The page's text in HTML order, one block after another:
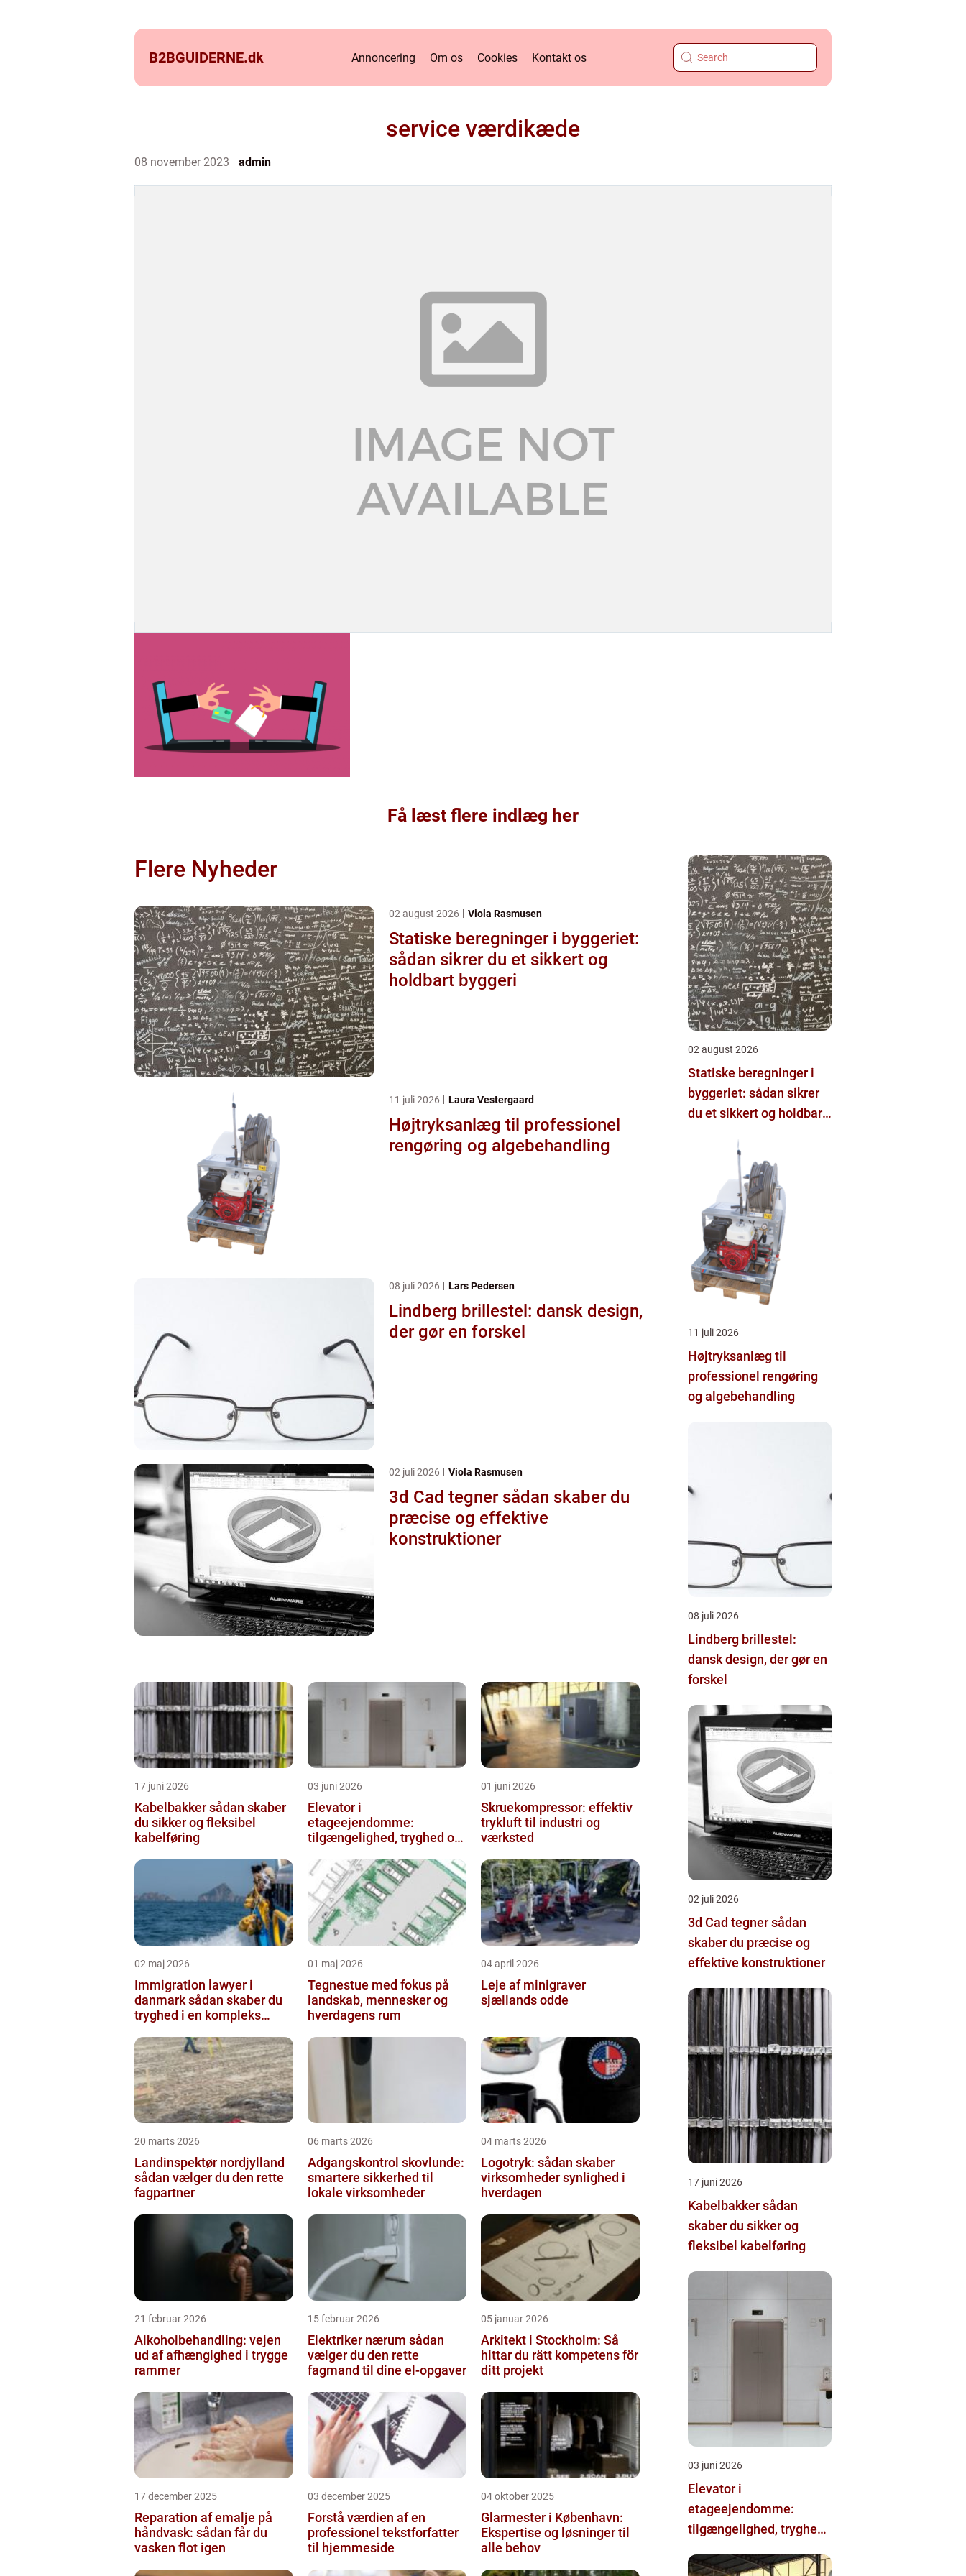
B2BGUIDERNE.dk Annoncering Om os Cookies Kontakt os
service værdikæde
08 november 2023 admin
Få læst flere indlæg her
Flere Nyheder
02 august 2026 Viola Rasmusen
Statiske beregninger i byggeriet:
sådan sikrer du et sikkert og
holdbart byggeri
11 juli 2026 Laura Vestergaard
Højtryksanlæg til professionel
rengøring og algebehandling
08 juli 2026 Lars Pedersen
Lindberg brillestel: dansk design,
der gør en forskel
02 juli 2026 Viola Rasmusen
3d Cad tegner sådan skaber du
præcise og effektive
konstruktioner
17 juni 2026
Kabelbakker sådan skaber
du sikker og fleksibel
kabelføring
03 juni 2026
Elevator i
etageejendomme:
tilgængelighed, tryghed og
01 juni 2026
Skruekompressor: effektiv
trykluft til industri og
værksted
02 maj 2026
Immigration lawyer i
danmark sådan skaber du
tryghed i en kompleks
01 maj 2026
Tegnestue med fokus på
landskab, mennesker og
hverdagens rum
04 april 2026
Leje af minigraver
sjællands odde
20 marts 2026
Landinspektør nordjylland
sådan vælger du den rette
fagpartner
06 marts 2026
Adgangskontrol skovlunde:
smartere sikkerhed til
lokale virksomheder
04 marts 2026
Logotryk: sådan skaber
virksomheder synlighed i
hverdagen
21 februar 2026
Alkoholbehandling: vejen
ud af afhængighed i trygge
rammer
15 februar 2026
Elektriker nærum sådan
vælger du den rette
fagmand til dine el-opgaver
05 januar 2026
Arkitekt i Stockholm: Så
hittar du rätt kompetens för
ditt projekt
17 december 2025
Reparation af emalje på
håndvask: sådan får du
vasken flot igen
03 december 2025
Forstå værdien af en
professionel tekstforfatter
til hjemmeside
04 oktober 2025
Glarmester i København:
Ekspertise og løsninger til
alle behov
02 august 2026
Statiske beregninger i
byggeriet: sådan sikrer
du et sikkert og holdbart
11 juli 2026
Højtryksanlæg til
professionel rengøring
og algebehandling
08 juli 2026
Lindberg brillestel:
dansk design, der gør en
forskel
02 juli 2026
3d Cad tegner sådan
skaber du præcise og
effektive konstruktioner
17 juni 2026
Kabelbakker sådan
skaber du sikker og
fleksibel kabelføring
03 juni 2026
Elevator i
etageejendomme:
tilgængelighed, tryghed